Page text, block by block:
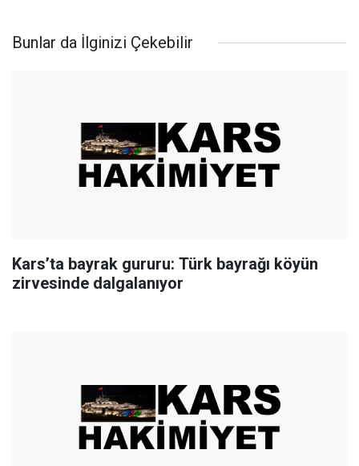
Bunlar da İlginizi Çekebilir
Kars’ta bayrak gururu: Türk bayrağı köyün
zirvesinde dalgalanıyor